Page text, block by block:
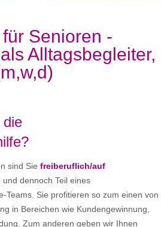
Senioren -
Alltagsbegleiter,
die
sind Sie freiberuflich/auf
und dennoch Teil eines
Teams. Sie profitieren so zum einen von
in Bereichen wie Kundengewinnung,
Zum anderen geben wir Ihnen